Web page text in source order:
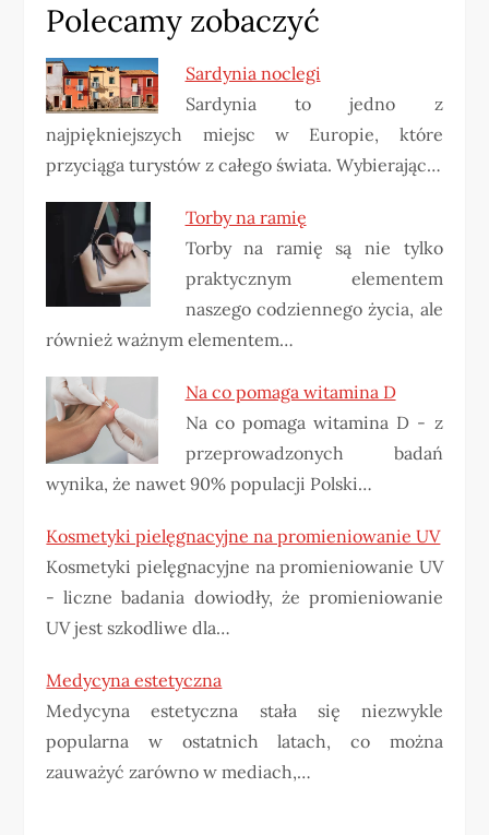
Polecamy zobaczyć
Sardynia noclegi
Sardynia to jedno z
najpiękniejszych miejsc w Europie, które
przyciąga turystów z całego świata. Wybierając…
Torby na ramię
Torby na ramię są nie tylko
praktycznym elementem
naszego codziennego życia, ale
również ważnym elementem…
Na co pomaga witamina D
Na co pomaga witamina D - z
przeprowadzonych badań
wynika, że ​​nawet 90% populacji Polski…
Kosmetyki pielęgnacyjne na promieniowanie UV
Kosmetyki pielęgnacyjne na promieniowanie UV
- liczne badania dowiodły, że promieniowanie
UV jest szkodliwe dla…
Medycyna estetyczna
Medycyna estetyczna stała się niezwykle
popularna w ostatnich latach, co można
zauważyć zarówno w mediach,…